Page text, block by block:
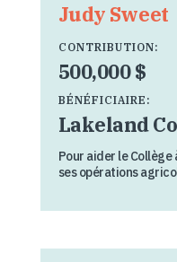
Judy Sweet
CONTRIBUTION:
500,000 $
BÉNÉFICIAIRE:
Lakeland
Pour aider le
ses opérations